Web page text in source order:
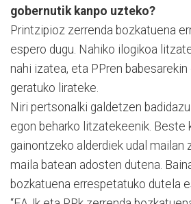
gobernutik kanpo uzteko?
Printzipioz zerrenda bozkatuena
espero dugu. Nahiko ilogikoa
nahi izatea, eta PPren babesarekin
geratuko lirateke.
Niri pertsonalki galdetzen
egon beharko litzatekeenik. Beste
gainontzeko alderdiek udal mailan
maila batean adosten dutena.
bozkatuena errespetatuko dutela